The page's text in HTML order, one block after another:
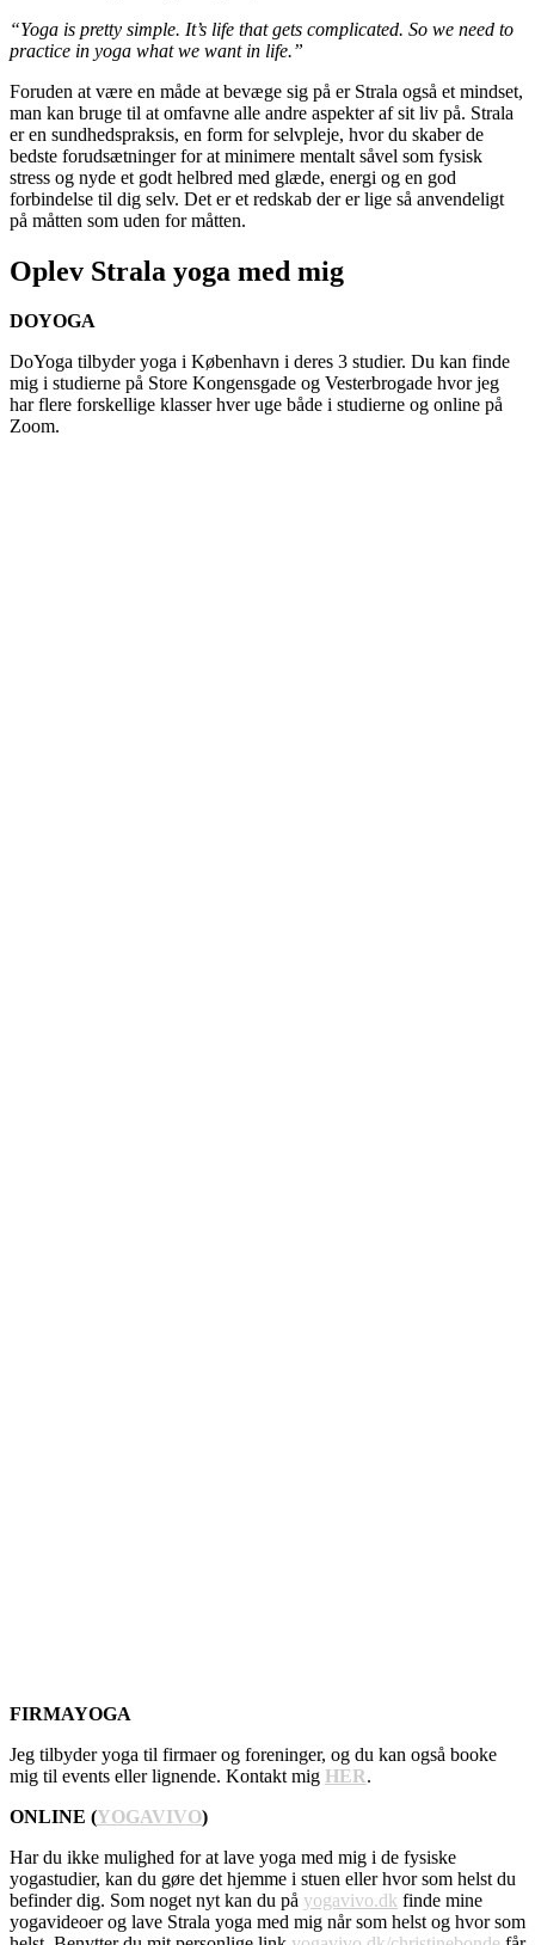
“Yoga is pretty simple. It’s life that gets complicated. So we need to
practice in yoga what we want in life.”
Foruden at være en måde at bevæge sig på er Strala også et mindset,
man kan bruge til at omfavne alle andre aspekter af sit liv på. Strala
er en sundhedspraksis, en form for selvpleje, hvor du skaber de
bedste forudsætninger for at minimere mentalt såvel som fysisk
stress og nyde et godt helbred med glæde, energi og en god
forbindelse til dig selv. Det er et redskab der er lige så anvendeligt
på måtten som uden for måtten.
Oplev Strala yoga med mig
DOYOGA
DoYoga tilbyder yoga i København i deres 3 studier. Du kan finde
mig i studierne på Store Kongensgade og Vesterbrogade hvor jeg
har flere forskellige klasser hver uge både i studierne og online på
Zoom.
FIRMAYOGA
Jeg tilbyder yoga til firmaer og foreninger, og du kan også booke
mig til events eller lignende. Kontakt mig HER.
ONLINE (YOGAVIVO)
Har du ikke mulighed for at lave yoga med mig i de fysiske
yogastudier, kan du gøre det hjemme i stuen eller hvor som helst du
befinder dig. Som noget nyt kan du på yogavivo.dk finde mine
yogavideoer og lave Strala yoga med mig når som helst og hvor som